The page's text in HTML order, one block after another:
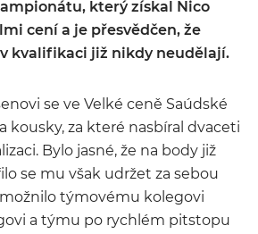
který získal Nico
cení a je přesvědčen, že
kvalifikaci již nikdy neudělají.
se ve Velké ceně Saúdské
kousky, za které nasbíral dvaceti
Bylo jasné, že na body již
se mu však udržet za sebou
týmovému kolegovi
a týmu po rychlém pitstopu